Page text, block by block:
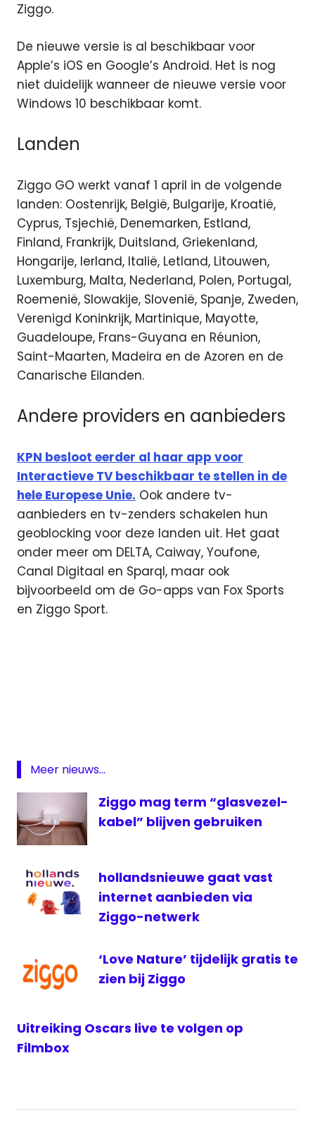
Ziggo.
De nieuwe versie is al beschikbaar voor
Apple’s iOS en Google’s Android. Het is nog
niet duidelijk wanneer de nieuwe versie voor
Windows 10 beschikbaar komt.
Landen
Ziggo GO werkt vanaf 1 april in de volgende
landen: Oostenrijk, België, Bulgarije, Kroatië,
Cyprus, Tsjechië, Denemarken, Estland,
Finland, Frankrijk, Duitsland, Griekenland,
Hongarije, Ierland, Italië, Letland, Litouwen,
Luxemburg, Malta, Nederland, Polen, Portugal,
Roemenië, Slowakije, Slovenië, Spanje, Zweden,
Verenigd Koninkrijk, Martinique, Mayotte,
Guadeloupe, Frans-Guyana en Réunion,
Saint-Maarten, Madeira en de Azoren en de
Canarische Eilanden.
Andere providers en aanbieders
KPN besloot eerder al haar app voor
Interactieve TV beschikbaar te stellen in de
hele Europese Unie. Ook andere tv-
aanbieders en tv-zenders schakelen hun
geoblocking voor deze landen uit. Het gaat
onder meer om DELTA, Caiway, Youfone,
Canal Digitaal en Sparql, maar ook
bijvoorbeeld om de Go-apps van Fox Sports
en Ziggo Sport.
On
Ziggo
GO
Meer nieuws...
Ziggo mag term “glasvezel-
kabel” blijven gebruiken
hollandsnieuwe gaat vast
internet aanbieden via
Ziggo-netwerk
‘Love Nature’ tijdelijk gratis te
zien bij Ziggo
Uitreiking Oscars live te volgen op
Filmbox